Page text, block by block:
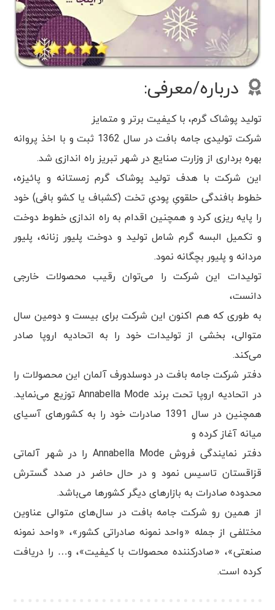
درباره/معرفی:
تولید پوشاک گرم، با کیفیت برتر و متمایز
شرکت تولیدی جامه بافت در سال 1362 ثبت و با اخذ پروانه
بهره برداری از وزارت صنایع در شهر تبریز راه اندازی شد.
این شرکت با هدف تولید پوشاک گرم زمستانه و پائیزه،
خطوط بافندگی حلقویِ پودیِ تخت (کشباف یا کشو بافی) خود
را پایه ریزی کرد و همچنین اقدام به راه اندازی خطوط دوخت
و تکمیل البسه گرم شامل تولید و دوخت پلیور زنانه، پلیور
مردانه و پلیور بچگانه نمود.
تولیدات این شرکت را می‌توان رقیب محصولات خارجی
دانست،
به طوری که هم اکنون این شرکت برای بیست و دومین سال
متوالی، بخشی از تولیدات خود را به اتحادیه اروپا صادر
می‌کند.
دفتر شرکت جامه بافت در دوسلدورف آلمان این محصولات را
در اتحادیه اروپا تحت برند Annabella Mode توزیع می‌نماید.
همچنین در سال 1391 صادرات خود را به کشورهای آسیای
میانه آغاز کرده و
دفتر نمایندگی فروش Annabella Mode را در شهر آلماتی
قزاقستان تاسیس نمود و در حال حاضر در صدد گسترش
محدوده صادرات به بازارهای دیگر کشورها می‌باشد.
از همین رو شرکت جامه بافت در سال‌های متوالی عناوین
مختلفی از جمله «واحد نمونه صادراتی کشور»، «واحد نمونه
صنعتی»، «صادرکننده محصولات با کیفیت»، و… را دریافت
کرده است.